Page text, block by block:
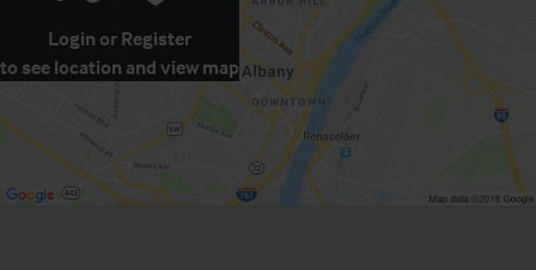
Login or Register
to see location and view map